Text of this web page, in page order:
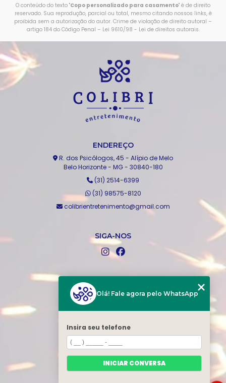
O conteúdo do texto "Copo personalizado para casamento" é de direito
reservado. Sua reprodução, parcial ou total, mesmo citando nossos links, é
proibida sem a autorização do autor. Crime de violação de direito autoral –
artigo 184 do Código Penal – Lei 9610/98 - Lei de direitos autorais.
ENDEREÇO
R. dos Psicólogos, 45 - Alípio de Melo
Belo Horizonte - MG - 30840-180
(31) 2514-6399
(31) 98575-8120
colibrientretenimento@gmail.com
SIGA-NOS
Home
Blog
Serviços
Portfólio
Contato
Olá! Fale agora pelo WhatsApp
Insira seu telefone
INICIAR CONVERSA